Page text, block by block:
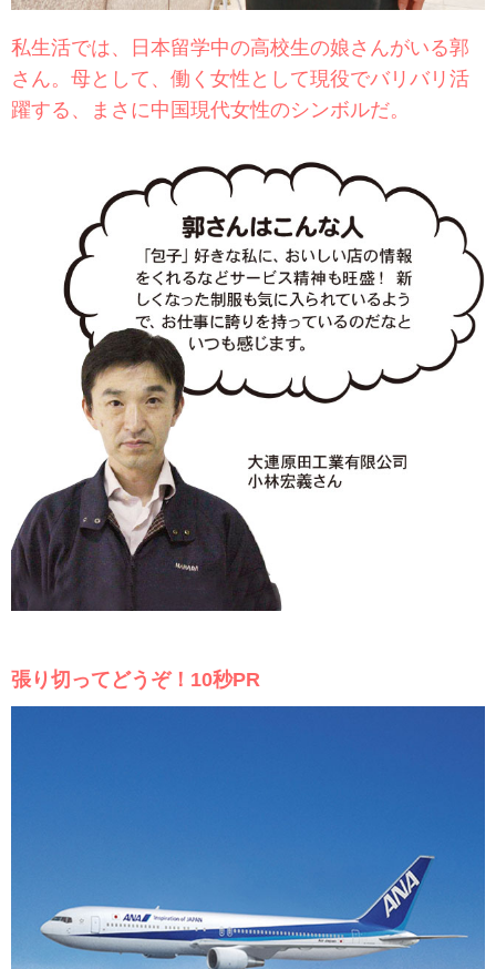
私生活では、日本留学中の高校生の娘さんがいる郭
さん。母として、働く女性として現役でバリバリ活
躍する、まさに中国現代女性のシンボルだ。
張り切ってどうぞ！10秒PR